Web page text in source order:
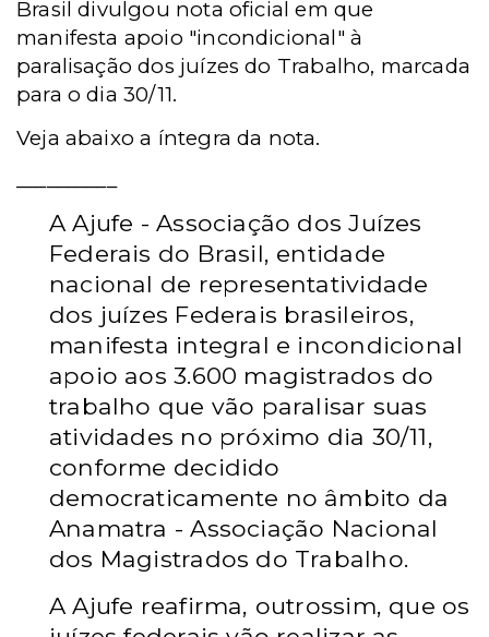
Brasil divulgou nota oficial em que
manifesta apoio "incondicional" à
paralisação dos juízes do Trabalho, marcada
para o dia 30/11.
Veja abaixo a íntegra da nota.
A Ajufe - Associação dos Juízes
Federais do Brasil, entidade
nacional de representatividade
dos juízes Federais brasileiros,
manifesta integral e incondicional
apoio aos 3.600 magistrados do
trabalho que vão paralisar suas
atividades no próximo dia 30/11,
conforme decidido
democraticamente no âmbito da
Anamatra - Associação Nacional
dos Magistrados do Trabalho.
A Ajufe reafirma, outrossim, que os